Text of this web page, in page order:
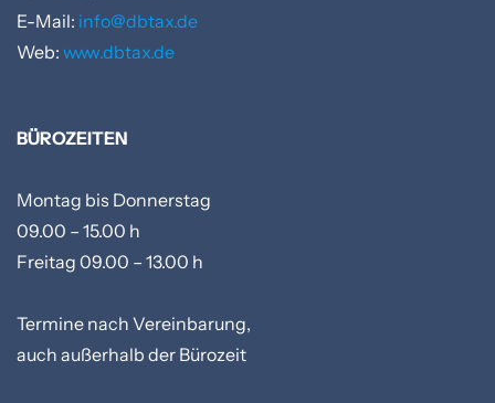
E-Mail: info@dbtax.de
Web: www.dbtax.de
BÜROZEITEN
Montag bis Donnerstag
09.00 – 15.00 h
Freitag 09.00 – 13.00 h
Termine nach Vereinbarung,
auch außerhalb der Bürozeit